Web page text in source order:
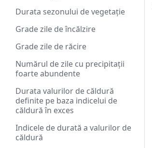
Durata sezonului de vegetație
Grade zile de încălzire
Grade zile de răcire
Numărul de zile cu precipitații
foarte abundente
Durata valurilor de căldură
definite pe baza indicelui de
căldură în exces
Indicele de durată a valurilor de
căldură